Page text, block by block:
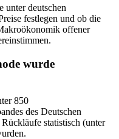
unter deutschen
festlegen und ob die
offener
wurde
850
des Deutschen
statistisch (unter